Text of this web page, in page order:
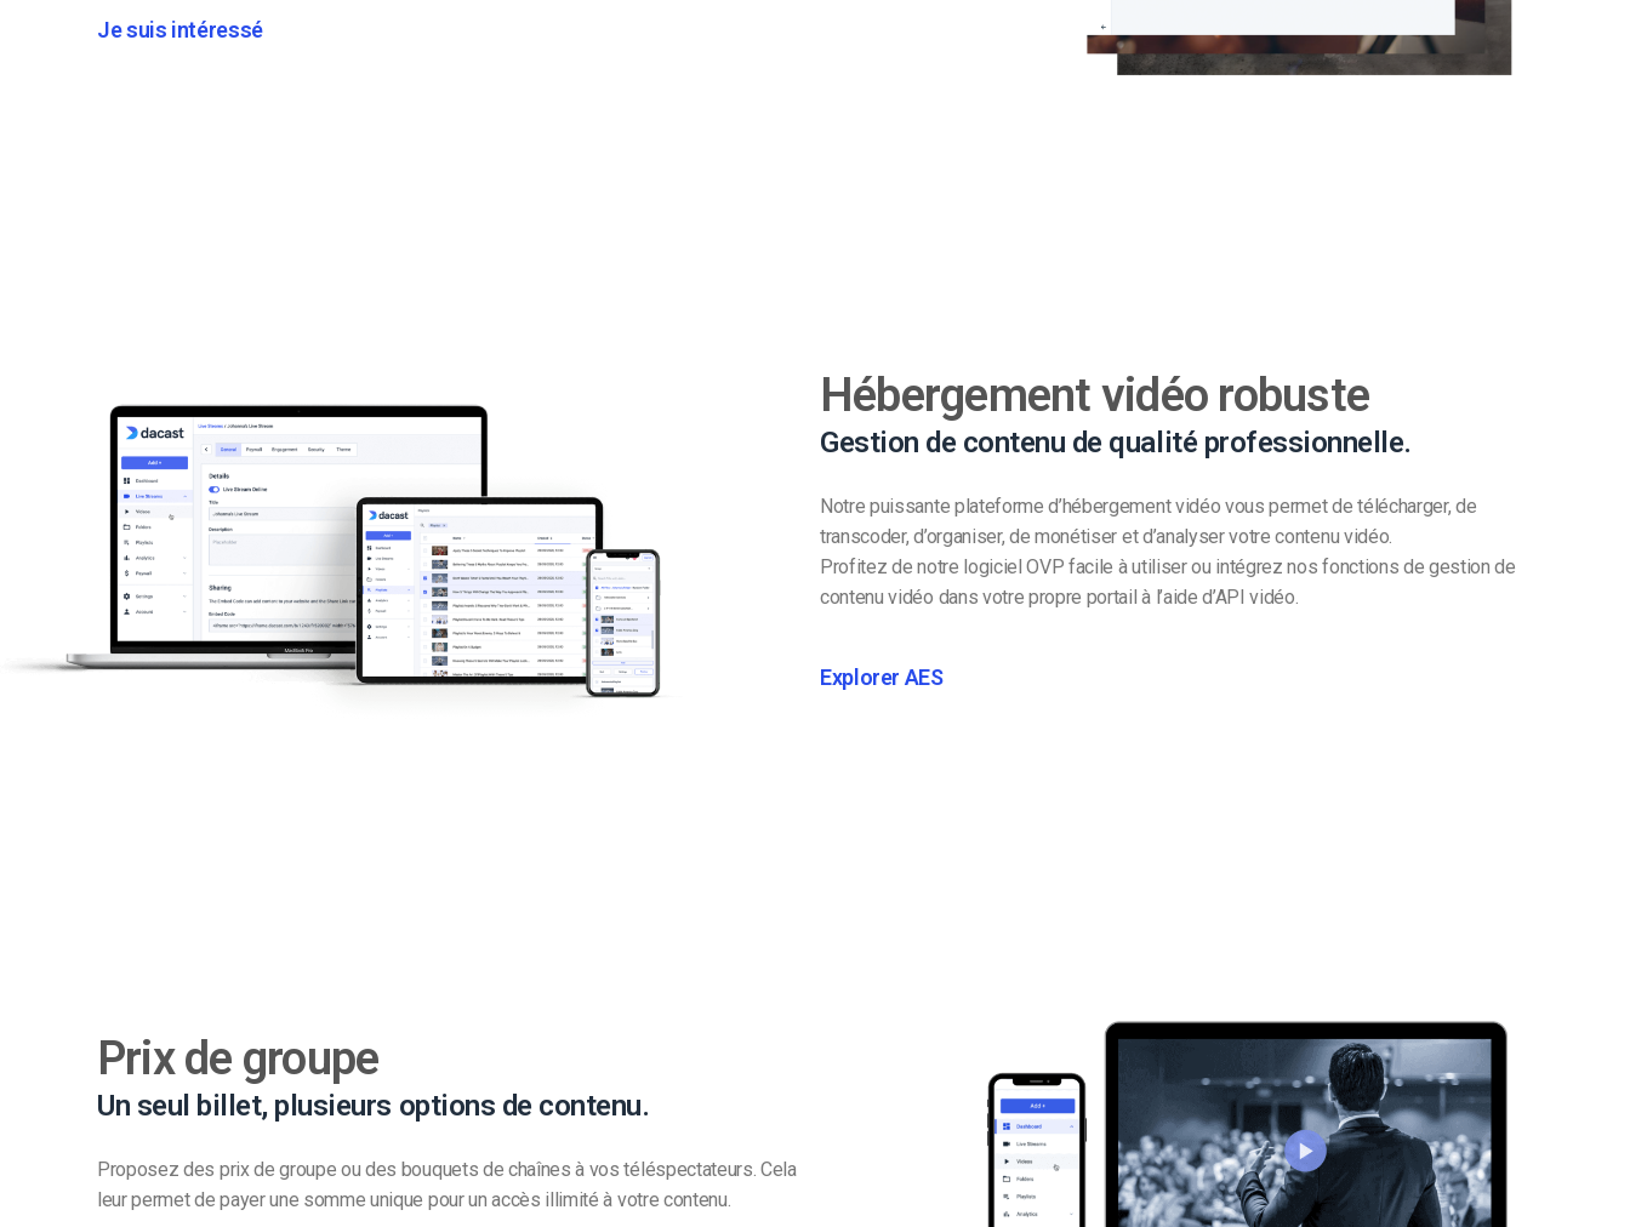
Je suis intéressé
Hébergement vidéo robuste
Gestion de contenu de qualité professionnelle.
Notre puissante plateforme d’hébergement vidéo vous permet de télécharger, de
transcoder, d’organiser, de monétiser et d’analyser votre contenu vidéo.
Profitez de notre logiciel OVP facile à utiliser ou intégrez nos fonctions de gestion de
contenu vidéo dans votre propre portail à l’aide d’API vidéo.
Explorer AES
Prix de groupe
Un seul billet, plusieurs options de contenu.
Proposez des prix de groupe ou des bouquets de chaînes à vos téléspectateurs. Cela
leur permet de payer une somme unique pour un accès illimité à votre contenu.